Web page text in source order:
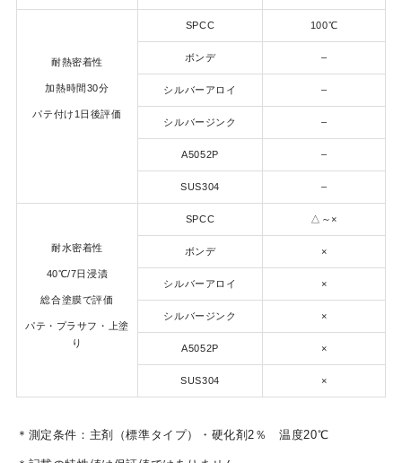
耐熱密着性
加熱時間30分
パテ付け1日後評価
SPCC 100℃
ボンデ –
シルバーアロイ –
シルバージンク –
A5052P –
SUS304 –
耐水密着性
40℃/7日浸漬
総合塗膜で評価
パテ・プラサフ・上塗
り
SPCC △～×
ボンデ ×
シルバーアロイ ×
シルバージンク ×
A5052P ×
SUS304 ×
＊測定条件：主剤（標準タイプ）・硬化剤2％ 温度20℃